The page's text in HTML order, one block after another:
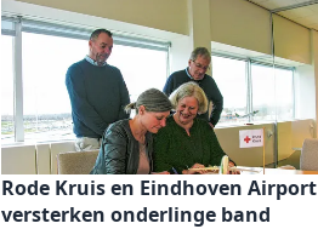
Rode Kruis en Eindhoven Airport
versterken onderlinge band